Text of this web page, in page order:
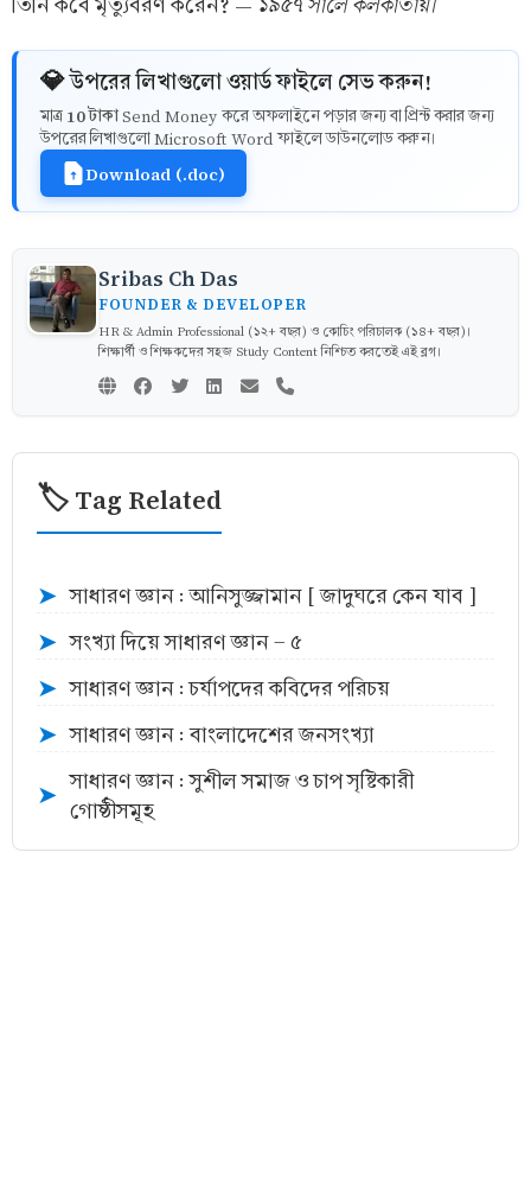
💎 উপরের লিখাগুলো ওয়ার্ড ফাইলে সেভ করুন!
মাত্র 10 টাকাSend Money করে অফলাইনে পড়ার জন্য বা প্রিন্ট করার জন্য
উপরের লিখাগুলো Microsoft Word ফাইলে ডাউনলোড করুন।
Download (.doc)
Sribas Ch Das
FOUNDER & DEVELOPER
HR & Admin Professional (১২+ বছর) ও কোচিং পরিচালক (১৪+ বছর)।
শিক্ষার্থী ও শিক্ষকদের সহজ Study Content নিশ্চিত করতেই এই ব্লগ।
🏷️ Tag Related
➤ সাধারণ জ্ঞান : আনিসুজ্জামান [ জাদুঘরে কেন যাব ]
➤ সংখ্যা দিয়ে সাধারণ জ্ঞান - ৫
➤ সাধারণ জ্ঞান : চর্যাপদের কবিদের পরিচয়
➤ সাধারণ জ্ঞান : বাংলাদেশের জনসংখ্যা
➤
সাধারণ জ্ঞান : সুশীল সমাজ ও চাপ সৃষ্টিকারী
গোষ্ঠীসমূহ